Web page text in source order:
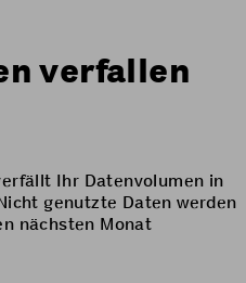
verfallen
Ihr Datenvolumen in
genutzte Daten werden
nächsten Monat